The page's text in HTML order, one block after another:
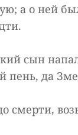
а о ней
сын
пень, да
смерти,